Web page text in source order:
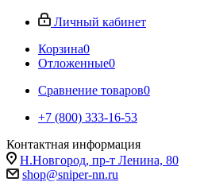
Личный кабинет
Корзина0
Отложенные0
Сравнение товаров0
+7 (800) 333-16-53
Контактная информация
Н.Новгород, пр-т Ленина, 80
shop@sniper-nn.ru